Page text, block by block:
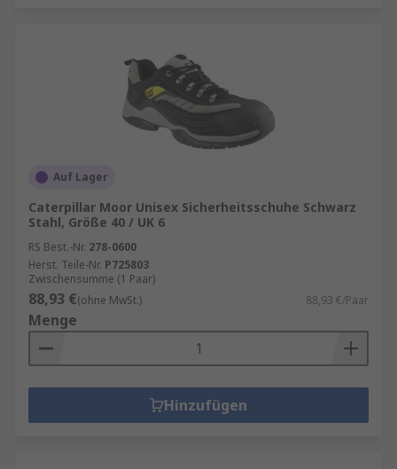
Auf Lager
Caterpillar Moor Unisex Sicherheitsschuhe Schwarz
Stahl, Größe 40 / UK 6
RS Best.-Nr. 278-0600
Herst. Teile-Nr. P725803
Zwischensumme (1 Paar)
88,93 €(ohne MwSt.) 88,93 €/Paar
Menge
Hinzufügen